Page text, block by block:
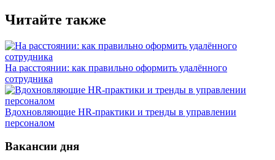
Читайте также
На расстоянии: как правильно оформить удалённого
сотрудника
Вдохновляющие HR-практики и тренды в управлении
персоналом
Вакансии дня